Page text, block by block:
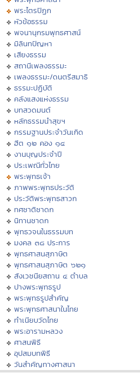
พระไตรปิฏก
หัวข้อธรรม
พจนานุกรมพุทธศาสน์
มิลินทปัญหา
เสียงธรรม
สถานีเพลงธรรมะ
เพลงธรรมะ/ดนตรีสมาธิ
ธรรมะปฏิบัติ
คลังแสงแห่งธรรม
บทสวดมนต์
หลักธรรมนำสุขฯ
กรรมฐานประจำวันเกิด
ฮีต ๑๒ คอง ๑๔
งานบุญประจำปี
ประเพณีทั่วไทย
พระพุทธเจ้า
ภาพพระพุทธประวัติ
ประวัติพระพุทธสาวก
ทศชาติชาดก
นิทานชาดก
พุทธวจนในธรรมบท
มงคล ๓๘ ประการ
พุทธศาสนสุภาษิต
พุทธศาสนสุภาษิต ๖๒๑
สังเวชนียสถาน ๔ ตำบล
ปางพระพุทธรูป
พระพุทธรูปสำคัญ
พระพุทธศาสนาในไทย
ทำเนียบวัดไทย
พระอารามหลวง
ศาสนพิธี
อุปสมบทพิธี
วันสำคัญทางศาสนา